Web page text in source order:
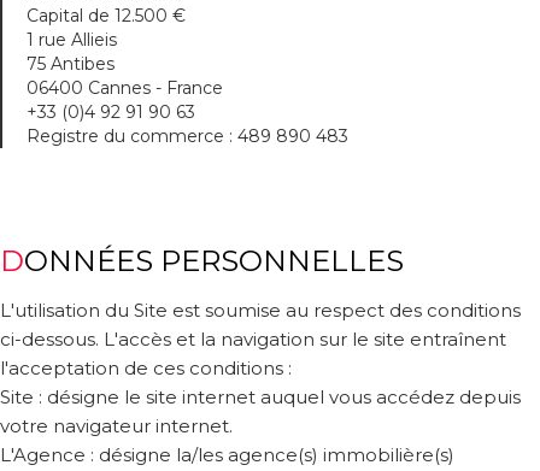
Capital de 12.500 €
1 rue Allieis
75 Antibes
06400 Cannes - France
+33 (0)4 92 91 90 63
Registre du commerce : 489 890 483
DONNÉES PERSONNELLES
L'utilisation du Site est soumise au respect des conditions
ci-dessous. L'accès et la navigation sur le site entraînent
l'acceptation de ces conditions :
Site : désigne le site internet auquel vous accédez depuis
votre navigateur internet.
L'Agence : désigne la/les agence(s) immobilière(s)